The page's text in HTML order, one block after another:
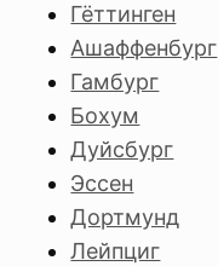
Гёттинген
Ашаффенбург
Гамбург
Бохум
Дуйсбург
Эссен
Дортмунд
Лейпциг